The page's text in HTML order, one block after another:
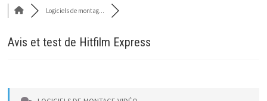
Logiciels de montag...
Avis et test de Hitfilm Express